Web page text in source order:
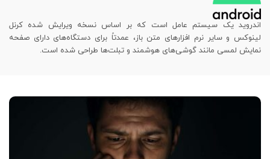
اندروید یک سیستم عامل است که بر اساس نسخه ویرایش شده کرنل
لینوکس و سایر نرم افزارهای متن باز، عمدتاً برای دستگاه‌های دارای صفحه
نمایش لمسی مانند گوشی‌های هوشمند و تبلت‌ها طراحی شده است.